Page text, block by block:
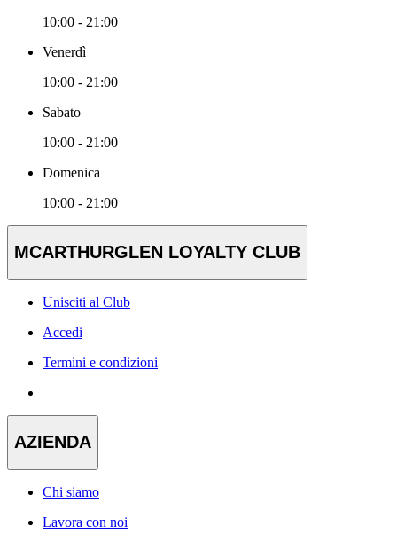
10:00 - 21:00
Venerdì
10:00 - 21:00
Sabato
10:00 - 21:00
Domenica
10:00 - 21:00
MCARTHURGLEN LOYALTY CLUB
Unisciti al Club
Accedi
Termini e condizioni
AZIENDA
Chi siamo
Lavora con noi